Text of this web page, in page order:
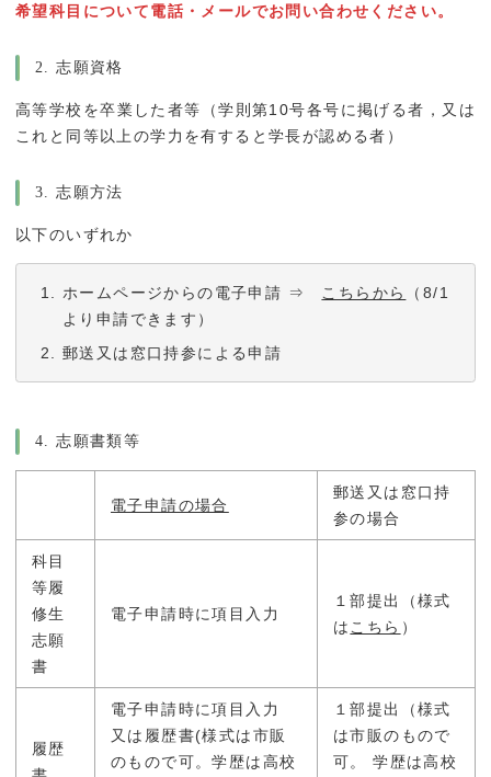
希望科目について電話・メールでお問い合わせください。
2. 志願資格
高等学校を卒業した者等（学則第10号各号に掲げる者，又は
これと同等以上の学力を有すると学長が認める者）
3. 志願方法
以下のいずれか
ホームページからの電子申請 ⇒ こちらから
（8/1
より申請できます）
郵送又は窓口持参による申請
4. 志願書類等
電子申請の場合
郵送又は窓口持
参の場合
科目
等履
修生
志願
書
電子申請時に項目入力
１部提出（様式
は こちら ）
履歴
電子申請時に項目入力
又は履歴書(様式は市販
のもので可。学歴は高校
１部提出（様式
は市販のもので
可。 学歴は高校